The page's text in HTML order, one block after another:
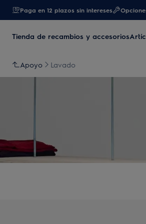
Paga en 12 plazos sin intereses
Tienda de recambios y accesorios
Apoyo Lavado